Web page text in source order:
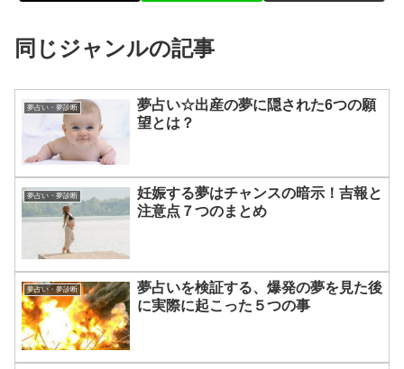
同じジャンルの記事
夢占い・夢診断
夢占い☆出産の夢に隠された6つの願
望とは？
夢占い・夢診断
妊娠する夢はチャンスの暗示！吉報と
注意点７つのまとめ
夢占い・夢診断
夢占いを検証する、爆発の夢を見た後
に実際に起こった５つの事